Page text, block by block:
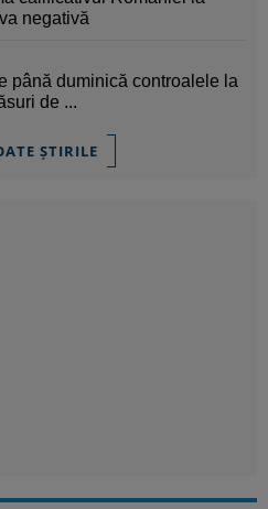
negativă
până duminică controalele la
de ...
ȘTIRILE